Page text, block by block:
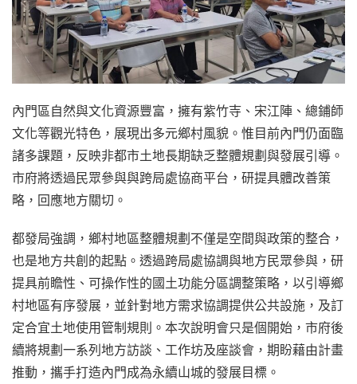
內門區自然與文化資源豐富，擁有紫竹寺、宋江陣、總鋪師
文化等觀光特色，展現出多元鄉村風貌。惟目前內門仍面臨
諸多課題，反映非都市土地長期缺乏整體規劃與發展引導。
市府將透過民眾參與與跨局處協商平台，研提具體改善策
略，回應地方關切。
都發局強調，鄉村地區整體規劃不僅是空間與政策的整合，
也是地方共創的起點。透過跨局處協調與地方民眾參與，研
提具前瞻性、可操作性的國土功能分區調整策略，以引導鄉
村地區有序發展，並針對地方需求協調提供公共設施，及訂
定合宜土地使用管制規則。本次說明會只是個開始，市府後
續將規劃一系列地方訪談、工作坊及座談會，期盼藉由計畫
推動，攜手打造內門成為永續山城的發展目標。